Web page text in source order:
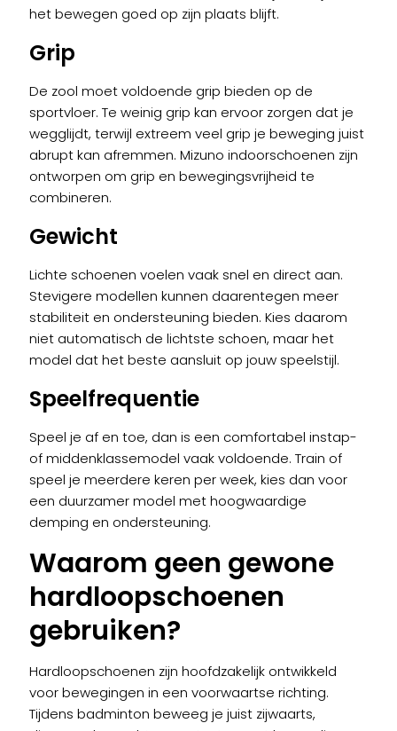
het bewegen goed op zijn plaats blijft.
Grip
De zool moet voldoende grip bieden op de
sportvloer. Te weinig grip kan ervoor zorgen dat je
wegglijdt, terwijl extreem veel grip je beweging juist
abrupt kan afremmen. Mizuno indoorschoenen zijn
ontworpen om grip en bewegingsvrijheid te
combineren.
Gewicht
Lichte schoenen voelen vaak snel en direct aan.
Stevigere modellen kunnen daarentegen meer
stabiliteit en ondersteuning bieden. Kies daarom
niet automatisch de lichtste schoen, maar het
model dat het beste aansluit op jouw speelstijl.
Speelfrequentie
Speel je af en toe, dan is een comfortabel instap-
of middenklassemodel vaak voldoende. Train of
speel je meerdere keren per week, kies dan voor
een duurzamer model met hoogwaardige
demping en ondersteuning.
Waarom geen gewone
hardloopschoenen
gebruiken?
Hardloopschoenen zijn hoofdzakelijk ontwikkeld
voor bewegingen in een voorwaartse richting.
Tijdens badminton beweeg je juist zijwaarts,